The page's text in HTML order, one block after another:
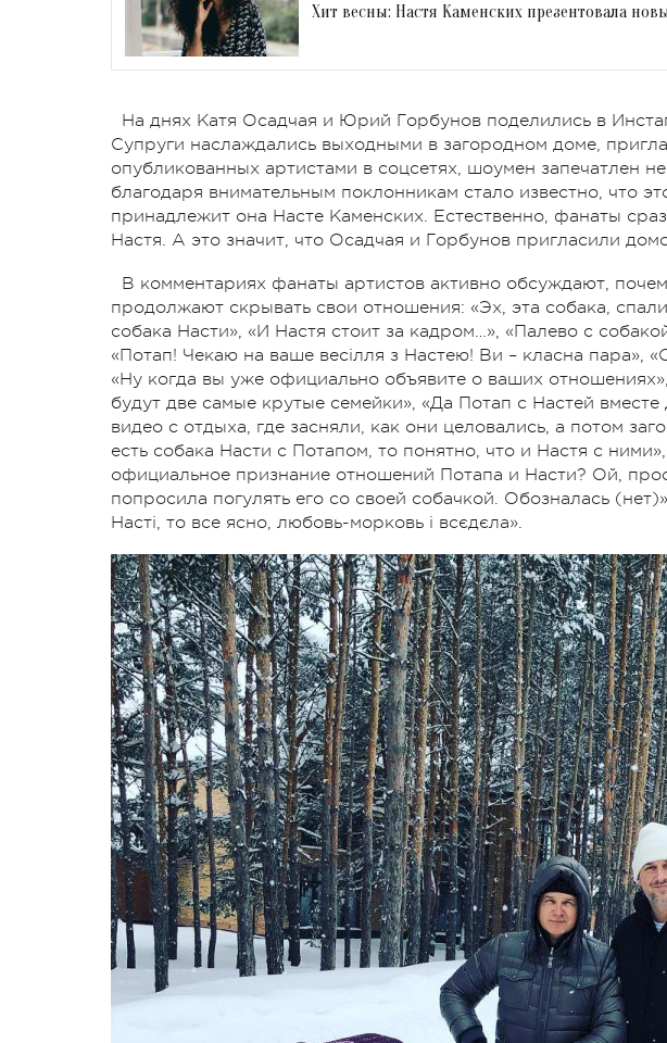
Хит весны: Настя Каменских презентовала
На днях Катя Осадчая и Юрий Горбунов поделились в
Супруги наслаждались выходными в загородном доме,
опубликованных артистами в соцсетях, шоумен запечатлен
благодаря внимательным поклонникам стало известно, что
принадлежит она Насте Каменских. Естественно, фанаты
Настя. А это значит, что Осадчая и Горбунов пригласили
В комментариях фанаты артистов активно обсуждают,
продолжают скрывать свои отношения: «Эх, эта собака,
собака Насти», «И Настя стоит за кадром…», «Палево с
«Потап! Чекаю на ваше весілля з Настею! Ви – класна пара»,
«Ну когда вы уже официально объявите о ваших
будут две самые крутые семейки», «Да Потап с Настей
видео с отдыха, где засняли, как они целовались, а потом
есть собака Насти с Потапом, то понятно, что и Настя с
официальное признание отношений Потапа и Насти? Ой,
попросила погулять его со своей собачкой. Обозналась
Насті, то все ясно, любовь-морковь і всєдєла».